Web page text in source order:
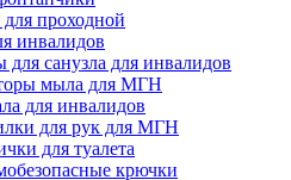
проходной
инвалидов
для санузла для инвалидов
мыла для МГН
для инвалидов
для рук для МГН
для туалета
крючки